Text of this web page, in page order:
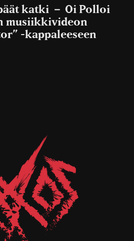
katki － Oi Polloi
musiikkivideon
-kappaleeseen